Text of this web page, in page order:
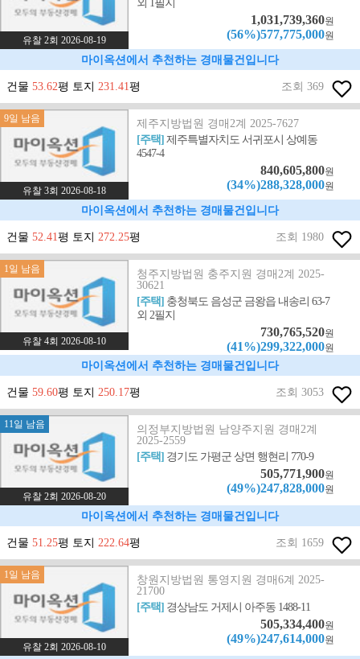
유찰 2회 2026-08-19
1,031,739,360원
(56%)577,775,000원
마이옥션에서 추천하는 경매물건입니다
건물 53.62평 토지 231.41평 조회 369
9일 남음
유찰 3회 2026-08-18
제주지방법원 경매2계 2025-7627
[주택]제주특별자치도 서귀포시 상예동
4547-4
840,605,800원
(34%)288,328,000원
마이옥션에서 추천하는 경매물건입니다
건물 52.41평 토지 272.25평 조회 1980
1일 남음
유찰 4회 2026-08-10
청주지방법원 충주지원 경매2계 2025-
30621
[주택] 충청북도 음성군 금왕읍 내송리 63-7
외 2필지
730,765,520원
(41%)299,322,000원
마이옥션에서 추천하는 경매물건입니다
건물 59.60평 토지 250.17평 조회 3053
11일 남음
유찰 2회 2026-08-20
의정부지방법원 남양주지원 경매2계
2025-2559
[주택] 경기도 가평군 상면 행현리 770-9
505,771,900원
(49%)247,828,000원
마이옥션에서 추천하는 경매물건입니다
건물 51.25평 토지 222.64평 조회 1659
1일 남음
유찰 2회 2026-08-10
창원지방법원 통영지원 경매6계 2025-
21700
[주택] 경상남도 거제시 아주동 1488-11
505,334,400원
(49%)247,614,000원